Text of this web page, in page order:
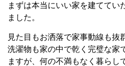
まずは本当にいい家を建ててい
ました。
見た目もお洒落で家事動線も抜
洗濯物も家の中で乾く完璧な家
ますが、何の不満もなく暮らし